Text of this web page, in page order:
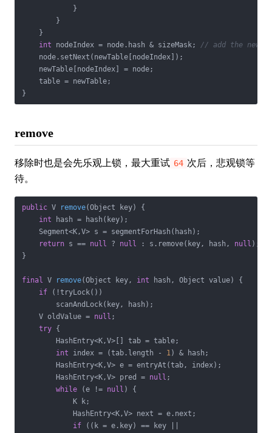
            }
        }
    }
int nodeIndex = node.hash & sizeMask; // add the new
    node.setNext(newTable[nodeIndex]);
    newTable[nodeIndex] = node;
    table = newTable;
}
remove
移除时也是会先乐观上锁，最大重试 64 次后，悲观锁等
待。
public V remove(Object key)
{
int hash = hash(key);
    Segment<K,V> s = segmentForHash(hash);
return s == null ? null : s.remove(key, hash, null );
}
final V remove(Object key, int hash, Object value)
{
if (!tryLock())
        scanAndLock(key, hash);
    V oldValue =
null ;
try {
        HashEntry<K,V>[] tab = table;
int index = (tab.length - 1) & hash;
        HashEntry<K,V> e = entryAt(tab, index);
        HashEntry<K,V> pred =
null ;
while (e != null ) {
            K k;
            HashEntry<K,V> next = e.next;
if ((k = e.key) == key ||